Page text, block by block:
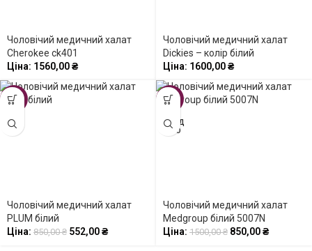
Чоловічий медичний халат
Cherokee ck401
Ціна: 1560,00₴
Чоловічий медичний халат
Dickies – колір білий
Ціна: 1600,00₴
-35%
Чоловічий медичний халат
PLUM білий
Ціна: 850,00₴ 552,00₴
-43%
ПРОД
АНО
Чоловічий медичний халат
Medgroup білий 5007N
Ціна: 1500,00₴ 850,00₴